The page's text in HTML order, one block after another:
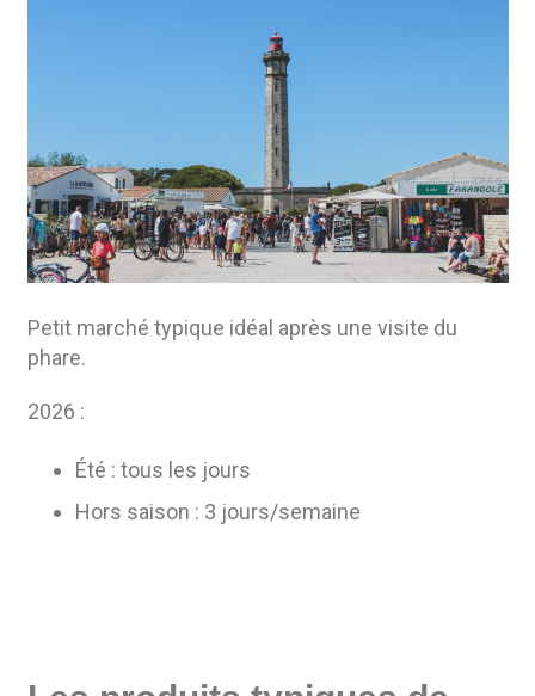
Petit marché typique idéal après une visite du
phare.
2026 :
Été : tous les jours
Hors saison : 3 jours/semaine